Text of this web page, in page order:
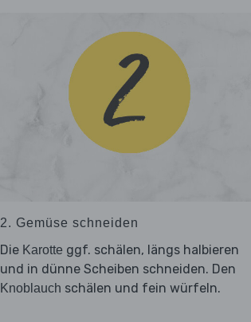
2. Gemüse schneiden
Die Karotte ggf. schälen, längs halbieren
und in dünne Scheiben schneiden. Den
Knoblauch schälen und fein würfeln.